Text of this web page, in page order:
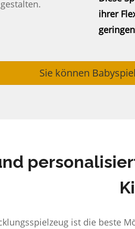
ihrer
Sie können
ist die beste